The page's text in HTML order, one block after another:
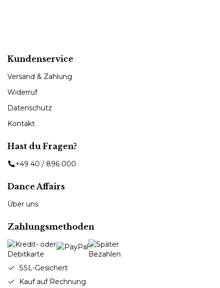
Kundenservice
Versand & Zahlung
Widerruf
Datenschutz
Kontakt
Hast du Fragen?
+49 40 / 896 000
Dance Affairs
Über uns
Zahlungsmethoden
SSL-Gesichert
Kauf auf Rechnung